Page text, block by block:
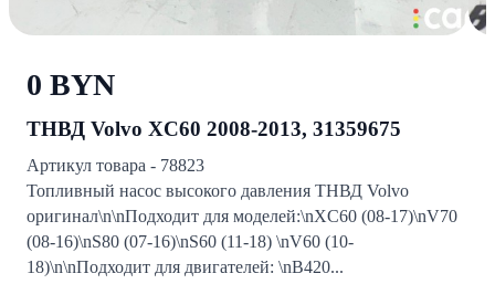
0 BYN
ТНВД Volvo XC60 2008-2013, 31359675
Артикул товара - 78823
Топливный насос высокого давления ТНВД Volvo
оригинал\n\nПодходит для моделей:\nXC60 (08-17)\nV70
(08-16)\nS80 (07-16)\nS60 (11-18) \nV60 (10-
18)\n\nПодходит для двигателей: \nB420...